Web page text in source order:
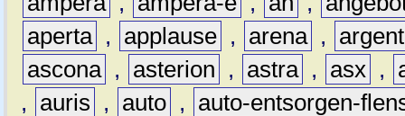
aperta , applause , arena ,
ascona , asterion , astra , asx ,
,
auris , auto ,
auto-entsorgen-